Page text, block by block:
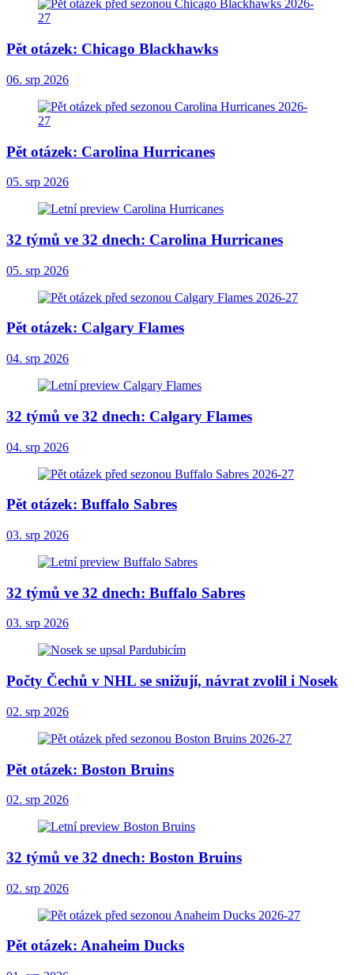
Pět otázek: Chicago Blackhawks
06. srp 2026
Pět otázek: Carolina Hurricanes
05. srp 2026
32 týmů ve 32 dnech: Carolina Hurricanes
05. srp 2026
Pět otázek: Calgary Flames
04. srp 2026
32 týmů ve 32 dnech: Calgary Flames
04. srp 2026
Pět otázek: Buffalo Sabres
03. srp 2026
32 týmů ve 32 dnech: Buffalo Sabres
03. srp 2026
Počty Čechů v NHL se snižují, návrat zvolil i Nosek
02. srp 2026
Pět otázek: Boston Bruins
02. srp 2026
32 týmů ve 32 dnech: Boston Bruins
02. srp 2026
Pět otázek: Anaheim Ducks